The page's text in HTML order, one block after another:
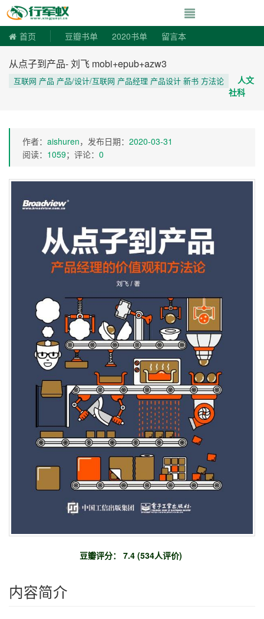
寻书令|走向自
首页 豆瓣书单 2020书单 留言本
从点子到产品- 刘飞 mobi+epub+azw3
互联网 产品 产品/设计/互联网 产品经理 产品设计 新书 方法论
人文
社科
作者： aishuren，发布日期： 2020-03-31
阅读： 1059；评论： 0
豆瓣评分： 7.4 (534人评价)
内容简介